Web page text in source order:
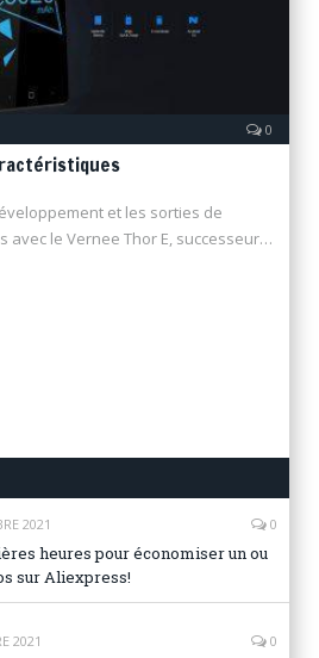
0
et les sorties de
avec le Vernee Thor E, successeur…
2021 0
heures pour économiser un ou
sur Aliexpress!
2021 0